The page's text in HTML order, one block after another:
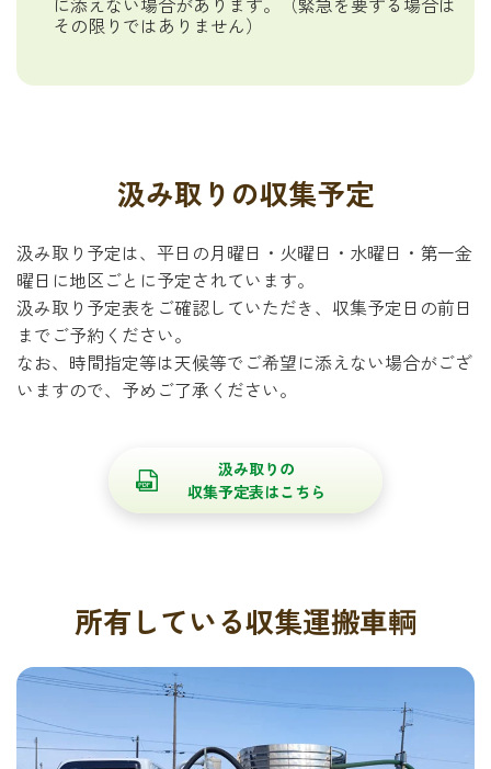
その限りではありません）
汲み取りの収集予定
汲み取り予定は、平日の月曜日・火曜日・水曜日・第一金
曜日に地区ごとに予定されています。
汲み取り予定表をご確認していただき、収集予定日の前日
までご予約ください。
なお、時間指定等は天候等でご希望に添えない場合がござ
いますので、予めご了承ください。
汲み取りの
収集予定表はこちら
所有している収集運搬車輌